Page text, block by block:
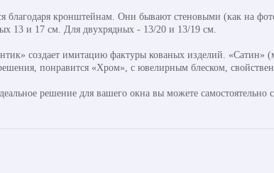
благодаря кронштейнам. Они бывают стеновыми (как на
13 и 17 см. Для двухрядных - 13/20 и 13/19 см.
создает имитацию фактуры кованых изделий. «Сатин»
понравится «Хром», с ювелирным блеском,
решение для вашего окна вы можете самостоятельно